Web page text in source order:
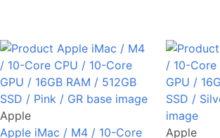
Apple
Apple iMac / M4 / 10-Core
Apple